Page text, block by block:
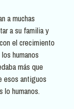
a muchas
a su familia y
el crecimiento
humanos
más que
esos antiguos
lo humanos.